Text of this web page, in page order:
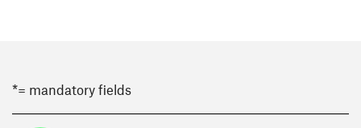
*= mandatory fields